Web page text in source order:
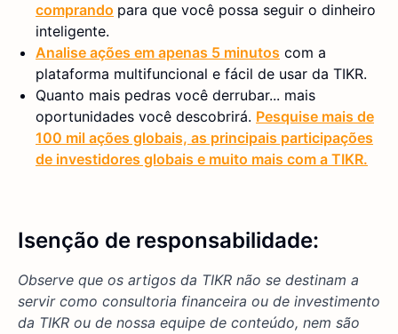
comprando para que você possa seguir o dinheiro
inteligente.
Analise ações em apenas 5 minutos com a
plataforma multifuncional e fácil de usar da TIKR.
Quanto mais pedras você derrubar... mais
oportunidades você descobrirá. Pesquise mais de
100 mil ações globais, as principais participações
de investidores globais e muito mais com a TIKR.
Isenção de responsabilidade:
Observe que os artigos da TIKR não se destinam a
servir como consultoria financeira ou de investimento
da TIKR ou de nossa equipe de conteúdo, nem são